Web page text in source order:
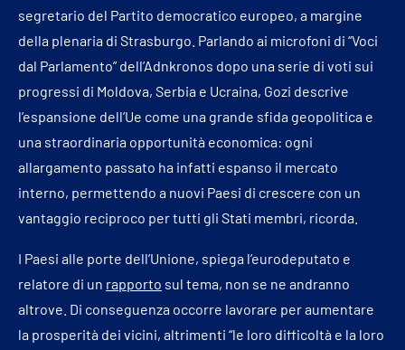
segretario del Partito democratico europeo, a margine
della plenaria di Strasburgo. Parlando ai microfoni di “Voci
dal Parlamento” dell’Adnkronos dopo una serie di voti sui
progressi di Moldova, Serbia e Ucraina, Gozi descrive
l’espansione dell’Ue come una grande sfida geopolitica e
una straordinaria opportunità economica: ogni
allargamento passato ha infatti espanso il mercato
interno, permettendo a nuovi Paesi di crescere con un
vantaggio reciproco per tutti gli Stati membri, ricorda.
I Paesi alle porte dell’Unione, spiega l’eurodeputato e
relatore di un rapporto sul tema, non se ne andranno
altrove. Di conseguenza occorre lavorare per aumentare
la prosperità dei vicini, altrimenti “le loro difficoltà e la loro